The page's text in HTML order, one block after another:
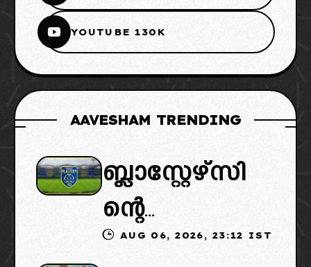
YOUTUBE 130K
AAVESHAM TRENDING
ബ്ലാസ്റ്റേഴ്സി
ന്റെ
കൈമാറ്റത്തി
AUG 06, 2026, 23:12 IST